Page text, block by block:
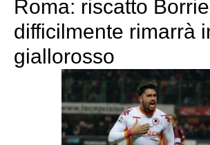
Roma: riscatto
difficilmente rimarrà
giallorosso